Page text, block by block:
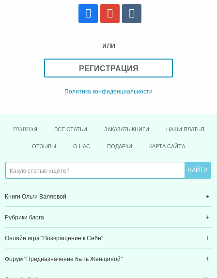
или
РЕГИСТРАЦИЯ
Политика конфиденциальности
ГЛАВНАЯ ВСЕ СТАТЬИ ЗАКАЗАТЬ КНИГИ НАШИ ПЛАТЬЯ
ОТЗЫВЫ О НАС ПОДАРКИ КАРТА САЙТА
Книги Ольги Валяевой
Рубрики блога
Онлайн игра "Возвращение к Себе"
Форум "Предназначение быть Женщиной"